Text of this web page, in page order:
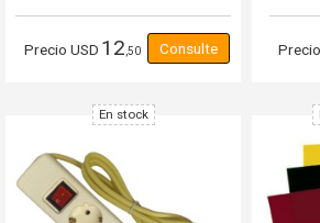
Precio USD 12,50 Precio
En stock